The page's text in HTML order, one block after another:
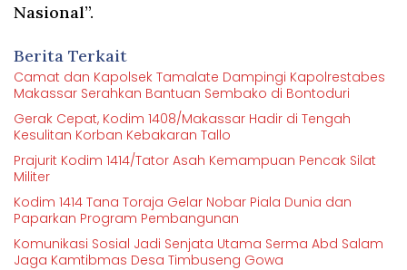
Nasional”.
Berita Terkait
Camat dan Kapolsek Tamalate Dampingi Kapolrestabes
Makassar Serahkan Bantuan Sembako di Bontoduri
Gerak Cepat, Kodim 1408/Makassar Hadir di Tengah
Kesulitan Korban Kebakaran Tallo
Prajurit Kodim 1414/Tator Asah Kemampuan Pencak Silat
Militer
Kodim 1414 Tana Toraja Gelar Nobar Piala Dunia dan
Paparkan Program Pembangunan
Komunikasi Sosial Jadi Senjata Utama Serma Abd Salam
Jaga Kamtibmas Desa Timbuseng Gowa